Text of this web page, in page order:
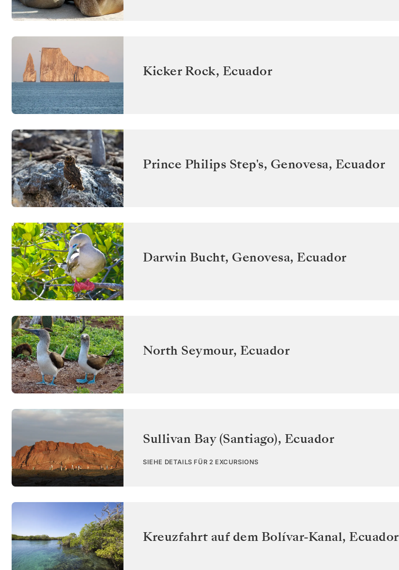
Kicker Rock, Ecuador
Prince Philips Step's, Genovesa, Ecuador
Darwin Bucht, Genovesa, Ecuador
North Seymour, Ecuador
Sullivan Bay (Santiago), Ecuador
SIEHE DETAILS FÜR 2 EXCURSIONS
Kreuzfahrt auf dem Bolívar-Kanal, Ecuador